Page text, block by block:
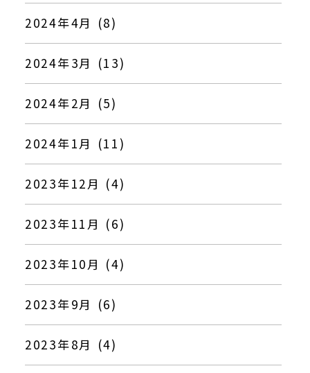
2024年4月 (8)
2024年3月 (13)
2024年2月 (5)
2024年1月 (11)
2023年12月 (4)
2023年11月 (6)
2023年10月 (4)
2023年9月 (6)
2023年8月 (4)